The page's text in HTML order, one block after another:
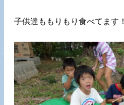
子供達ももりもり食べてます！